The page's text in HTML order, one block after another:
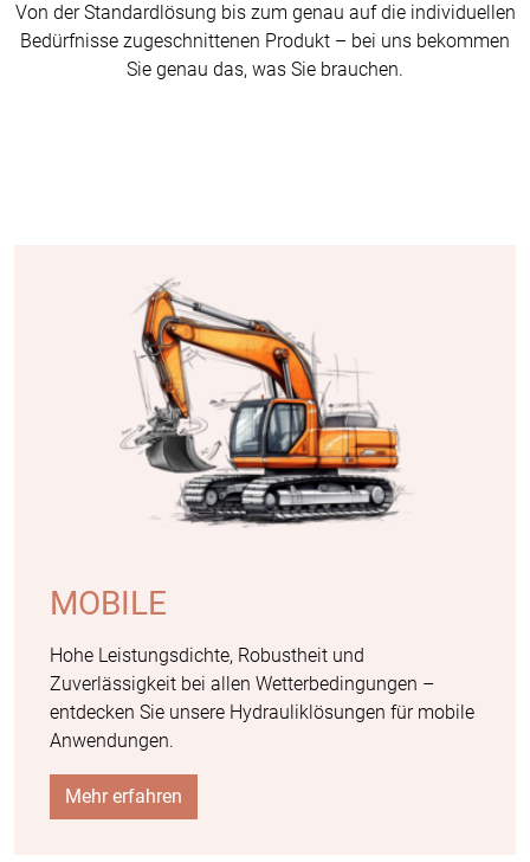
Von der Standardlösung bis zum genau auf die individuellen
Bedürfnisse zugeschnittenen Produkt – bei uns bekommen
Sie genau das, was Sie brauchen.
MOBILE
Hohe Leistungsdichte, Robustheit und
Zuverlässigkeit bei allen Wetterbedingungen –
entdecken Sie unsere Hydrauliklösungen für mobile
Anwendungen.
Mehr erfahren